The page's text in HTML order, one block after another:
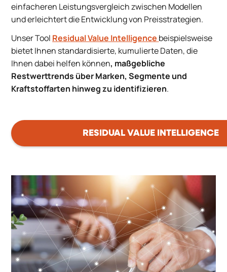
einfacheren Leistungsvergleich zwischen Modellen
und erleichtert die Entwicklung von Preisstrategien.
Unser Tool Residual Value Intelligence beispielsweise
bietet Ihnen standardisierte, kumulierte Daten, die
Ihnen dabei helfen können, maßgebliche
Restwerttrends über Marken, Segmente und
Kraftstoffarten hinweg zu identifizieren.
RESIDUAL VALUE INTELLIGENCE